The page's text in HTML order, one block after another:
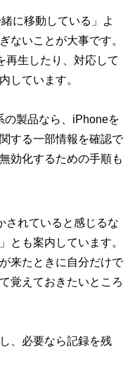
に移動している」よ
ないことが大事です。
再生したり、対応して
しています。
の製品なら、iPhoneを
する一部情報を確認で
効化するための手順も
されていると感じるな
とも案内しています。
来たときに自分だけで
覚えておきたいところ
、必要なら記録を残